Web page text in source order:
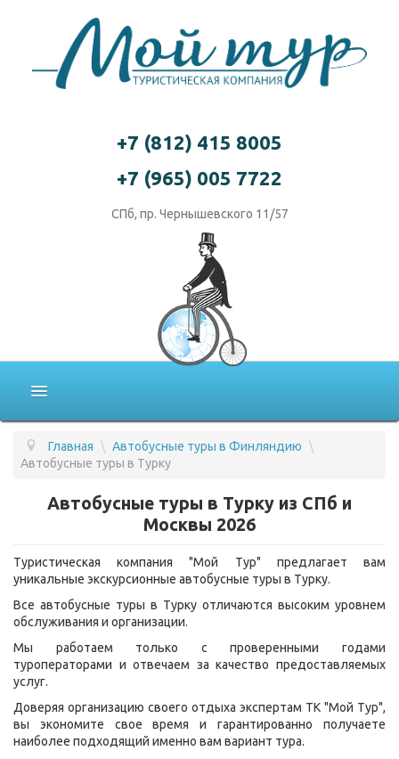
+7 (812) 415 8005
+7 (965) 005 7722
СПб, пр. Чернышевского 11/57
ПОДБОР ТУРА
ГОРЯЩИЕ ТУРЫ
УСЛУГИ
ВОПРОС - ОТВЕТ
О КОМПАНИИ
ОТЗЫВЫ
КОНТАКТЫ
Главная \ Автобусные туры в Финляндию \
Автобусные туры в Турку
Автобусные туры в Турку из СПб и
Москвы 2026
Туристическая компания "Мой Тур" предлагает вам
уникальные экскурсионные автобусные туры в Турку.
Все автобусные туры в Турку отличаются высоким уровнем
обслуживания и организации.
Мы работаем только с проверенными годами
туроператорами и отвечаем за качество предоставляемых
услуг.
Доверяя организацию своего отдыха экспертам ТК "Мой Тур",
вы экономите свое время и гарантированно получаете
наиболее подходящий именно вам вариант тура.